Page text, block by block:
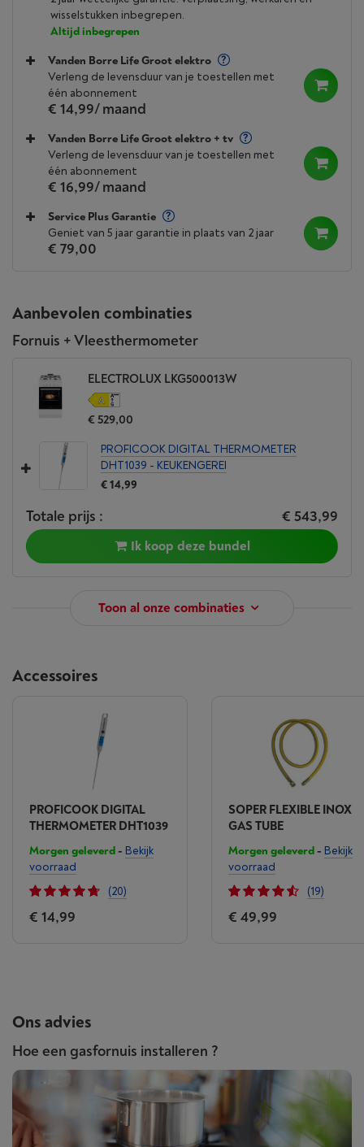
wisselstukken inbegrepen.
Altijd inbegrepen
Vanden Borre Life Groot elektro
Verleng de levensduur van je toestellen met
één abonnement
€ 14,99/ maand
Vanden Borre Life Groot elektro + tv
Verleng de levensduur van je toestellen met
één abonnement
€ 16,99/ maand
Service Plus Garantie
Geniet van 5 jaar garantie in plaats van 2 jaar
€ 79,00
Aanbevolen combinaties
Fornuis + Vleesthermometer
ELECTROLUX LKG500013W
€ 529,00
PROFICOOK DIGITAL THERMOMETER
DHT1039 - KEUKENGEREI
€ 14,99
Totale prijs : € 543,99
Ik koop deze bundel
Toon al onze combinaties
Accessoires
PROFICOOK DIGITAL
THERMOMETER DHT1039
Morgen geleverd- Bekijk
voorraad
(20)
€ 14,99
SOPER FLEXIBLE INOX
GAS TUBE
Morgen geleverd- Bekijk
voorraad
(19)
€ 49,99
Ons advies
Hoe een gasfornuis installeren ?